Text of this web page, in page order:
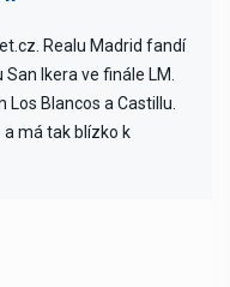
Realu Madrid fandí
Ikera ve finále LM.
Blancos a Castillu.
má tak blízko k